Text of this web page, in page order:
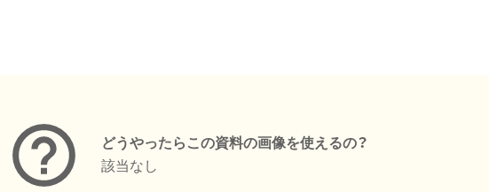
どうやったらこの資料の画像を使えるの？
該当なし